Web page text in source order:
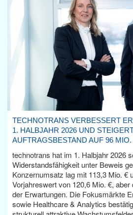
TECHNOTRANS VERBESSERT
1. HALBJAHR 2026 UND
AUFTRAGSBESTAND AUF 96 MIO.
technotrans hat im 1. Halbjahr 2026
Widerstandsfähigkeit unter Beweis
Konzernumsatz lag mit 113,3 Mio. €
Vorjahreswert von 120,6 Mio. €,
der Erwartungen. Die Fokusmärkte
sowie Healthcare & Analytics